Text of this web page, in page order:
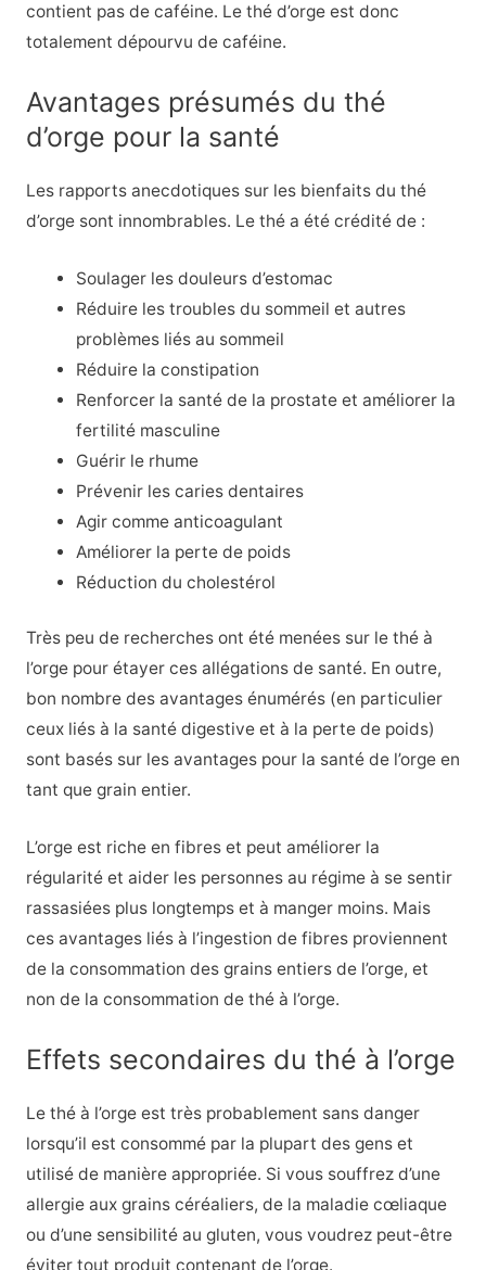
contient pas de caféine. Le thé d’orge est donc
totalement dépourvu de caféine.
Avantages présumés du thé
d’orge pour la santé
Les rapports anecdotiques sur les bienfaits du thé
d’orge sont innombrables. Le thé a été crédité de :
Soulager les douleurs d’estomac
Réduire les troubles du sommeil et autres
problèmes liés au sommeil
Réduire la constipation
Renforcer la santé de la prostate et améliorer la
fertilité masculine
Guérir le rhume
Prévenir les caries dentaires
Agir comme anticoagulant
Améliorer la perte de poids
Réduction du cholestérol
Très peu de recherches ont été menées sur le thé à
l’orge pour étayer ces allégations de santé. En outre,
bon nombre des avantages énumérés (en particulier
ceux liés à la santé digestive et à la perte de poids)
sont basés sur les avantages pour la santé de l’orge en
tant que grain entier.
L’orge est riche en fibres et peut améliorer la
régularité et aider les personnes au régime à se sentir
rassasiées plus longtemps et à manger moins. Mais
ces avantages liés à l’ingestion de fibres proviennent
de la consommation des grains entiers de l’orge, et
non de la consommation de thé à l’orge.
Effets secondaires du thé à l’orge
Le thé à l’orge est très probablement sans danger
lorsqu’il est consommé par la plupart des gens et
utilisé de manière appropriée. Si vous souffrez d’une
allergie aux grains céréaliers, de la maladie cœliaque
ou d’une sensibilité au gluten, vous voudrez peut-être
éviter tout produit contenant de l’orge.